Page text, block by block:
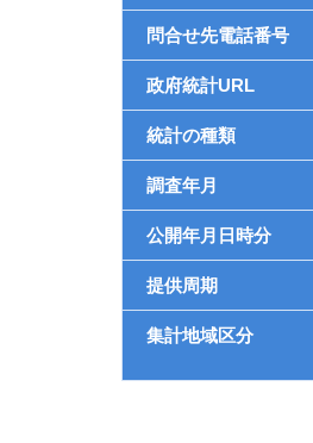
問合せ先電話番号
政府統計URL
統計の種類
調査年月
公開年月日時分
提供周期
集計地域区分